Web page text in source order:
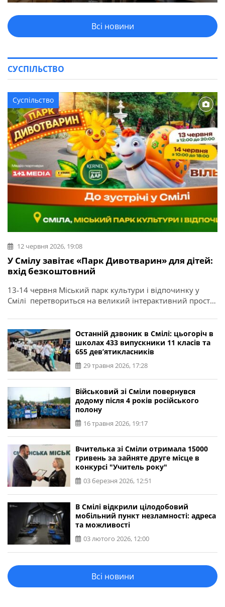
Всі новини
СУСПІЛЬСТВО
Суспільство
12 червня 2026, 19:08
У Смілу завітає «Парк Дивотварин» для дітей:
вхід безкоштовний
13-14 червня Міський парк культури і відпочинку у
Смілі перетвориться на великий інтерактивний простір
разом із Кернел. «Парк Дивотварин» — місце, де ожили
дитячі мрії! Проєкт створений з дитячих малюнків,
листів та історій, які команда збирала по всій Україні. У
центрі простору — гігантські надувні арт-інсталяції саме
[…]
Останній дзвоник в Смілі: цьогоріч в
школах 433 випускники 11 класів та
655 дев’ятикласників
29 травня 2026, 17:28
Військовий зі Сміли повернувся
додому після 4 років російського
полону
16 травня 2026, 19:17
Вчителька зі Сміли отримала 15000
гривень за зайняте друге місце в
конкурсі "Учитель року"
03 березня 2026, 12:51
В Смілі відкрили цілодобовий
мобільний пункт незламності: адреса
та можливості
03 лютого 2026, 12:00
Всі новини